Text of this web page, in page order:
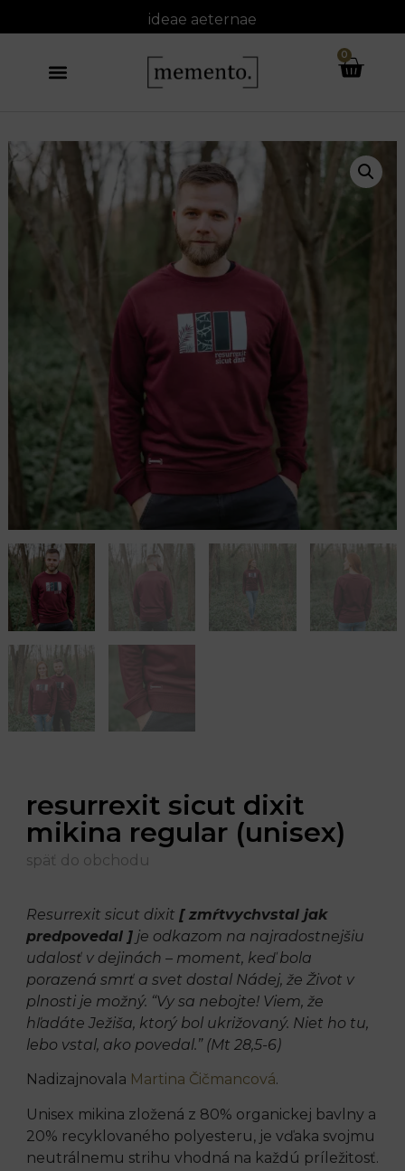
ideae aeternae
0
resurrexit sicut dixit
mikina regular (unisex)
späť do obchodu
Resurrexit sicut dixit [ zmŕtvychvstal jak
predpovedal ]je odkazom na najradostnejšiu
udalosť v dejinách – moment, keď bola
porazená smrť a svet dostal Nádej, že Život v
plnosti je možný. “Vy sa nebojte! Viem, že
hľadáte Ježiša, ktorý bol ukrižovaný. Niet ho tu,
lebo vstal, ako povedal.” (Mt 28,5-6)
Nadizajnovala Martina Čičmancová.
Unisex mikina zložená z 80% organickej bavlny a
20% recyklovaného polyesteru, je vďaka svojmu
neutrálnemu strihu vhodná na každú príležitosť.